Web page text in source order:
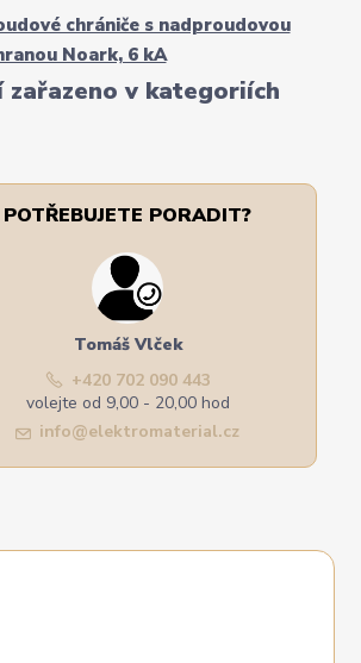
zařazeno v kategoriích
chrániče s nadproudovou
Noark, 6 kA
POTŘEBUJETE PORADIT?
Tomáš Vlček
+420 702 090 443
volejte od 9,00 - 20,00 hod
info@elektromaterial.cz